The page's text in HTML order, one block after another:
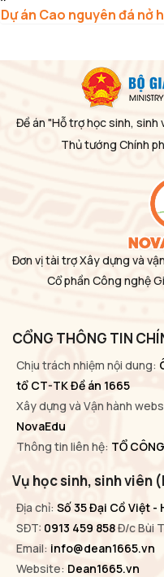
Dự án Cao nguyên đá nở
Đề án "Hỗ trợ học sinh, sinh
Thủ tướng Chính
Đơn vị tài trợ Xây dựng và
Cổ phần Công nghệ
CỔNG THÔNG TIN
Chịu trách nhiệm nội dung:
tổ CT-TK Đề án 1665
Xây dựng và Vận hành
NovaEdu
Thông tin liên hệ: TỔ
Vụ học sinh, sinh viên
Địa chỉ: Số 35 Đại Cồ Việt -
SĐT: 0913 459 858Đ/c Bùi
Email: info@dean1665.vn
Website: Dean1665.vn